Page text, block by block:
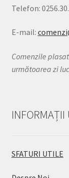
Telefon:
E-mail:
Comenzile
următoarea zi
INFORMAȚII
SFATURI UTILE